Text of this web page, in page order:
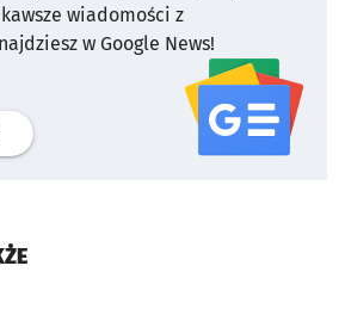
wiadomości z
w Google News!
profil serwisu